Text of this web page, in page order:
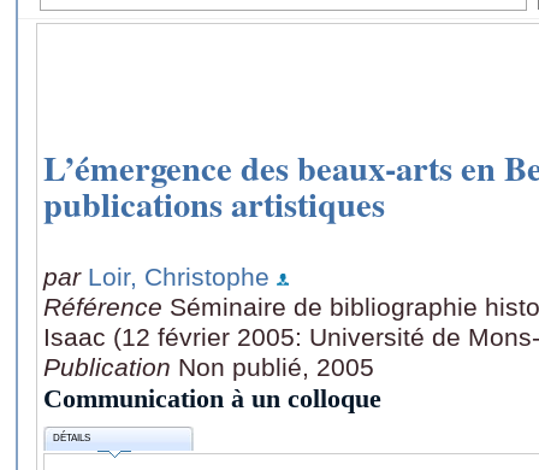
L’émergence des beaux-arts en
publications artistiques
par Loir, Christophe
Référence Séminaire de bibliographie
Isaac (12 février 2005: Université de
Publication Non publié, 2005
Communication à un colloque
DÉTAILS